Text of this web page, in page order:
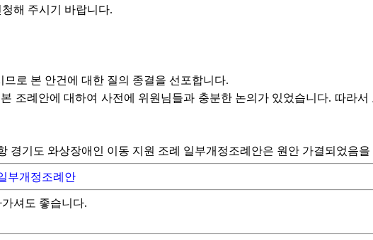
해 주시기 바랍니다.
로 본 안건에 대한 질의 종결을 선포합니다.
조례안에 대하여 사전에 위원님들과 충분한 논의가 있었습니다. 따라
경기도 와상장애인 이동 지원 조례 일부개정조례안은 원안 가결되었음을
부개정조례안
셔도 좋습니다.